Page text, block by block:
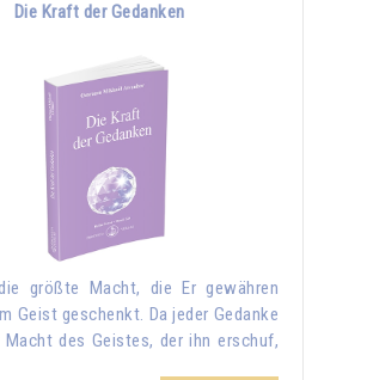
Die Kraft der Gedanken
größte Macht, die Er gewähren
Geist geschenkt. Da jeder Gedanke
des Geistes, der ihn erschuf,